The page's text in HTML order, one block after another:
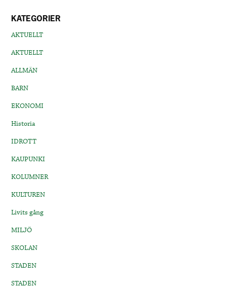
KATEGORIER
AKTUELLT
AKTUELLT
ALLMÄN
BARN
EKONOMI
Historia
IDROTT
KAUPUNKI
KOLUMNER
KULTUREN
Livits gång
MILJÖ
SKOLAN
STADEN
STADEN